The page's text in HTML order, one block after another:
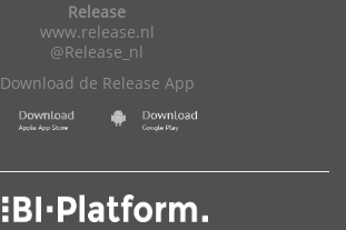
Release
www.release.nl
@Release_nl
Download de Release App